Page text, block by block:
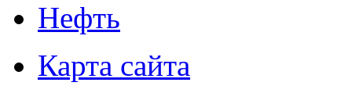
Нефть
Карта сайта